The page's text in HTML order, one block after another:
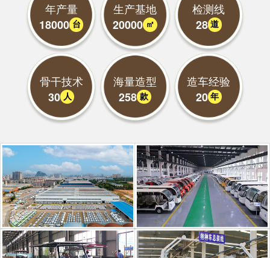
年产量
18000 台
生产基地
20000 ㎡
检测线
28 道
骨干技术
30 人
海量造型
258 款
造车经验
20 年